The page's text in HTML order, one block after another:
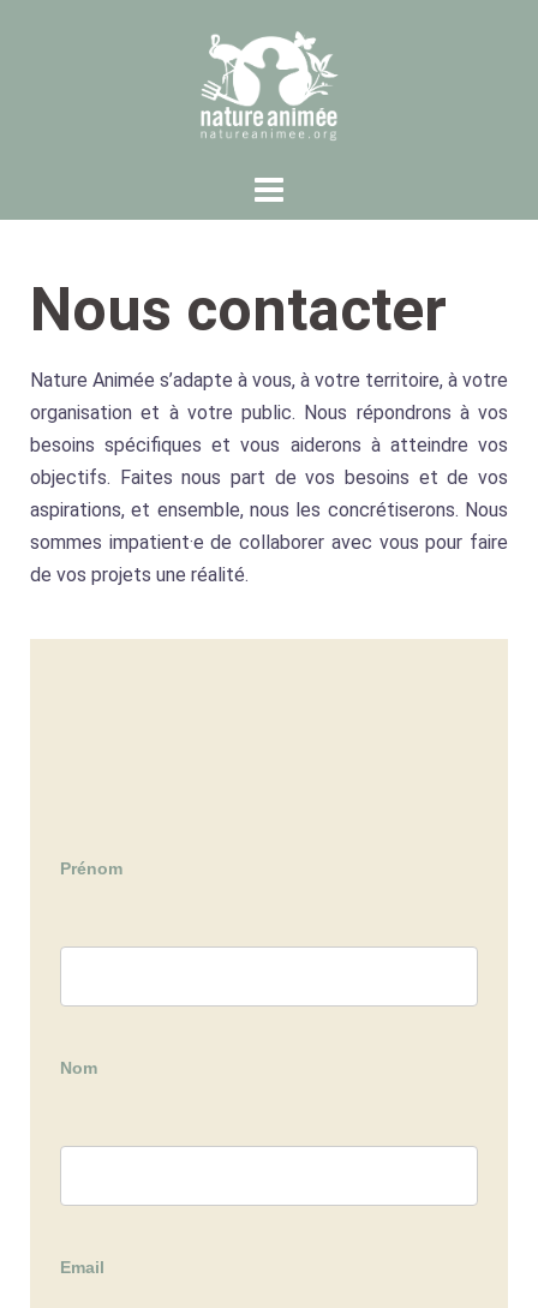
Nous contacter
Nature Animée s’adapte à vous, à votre territoire, à votre
organisation et à votre public. Nous répondrons à vos
besoins spécifiques et vous aiderons à atteindre vos
objectifs. Faites nous part de vos besoins et de vos
aspirations, et ensemble, nous les concrétiserons. Nous
sommes impatient·e de collaborer avec vous pour faire
de vos projets une réalité.
Prénom
Nom
Email